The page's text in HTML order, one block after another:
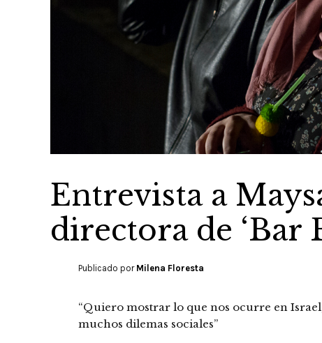
Entrevista a
directora de ‘Bar
Publicado por Milena Floresta
“Quiero mostrar lo que nos ocurre en
muchos dilemas sociales”